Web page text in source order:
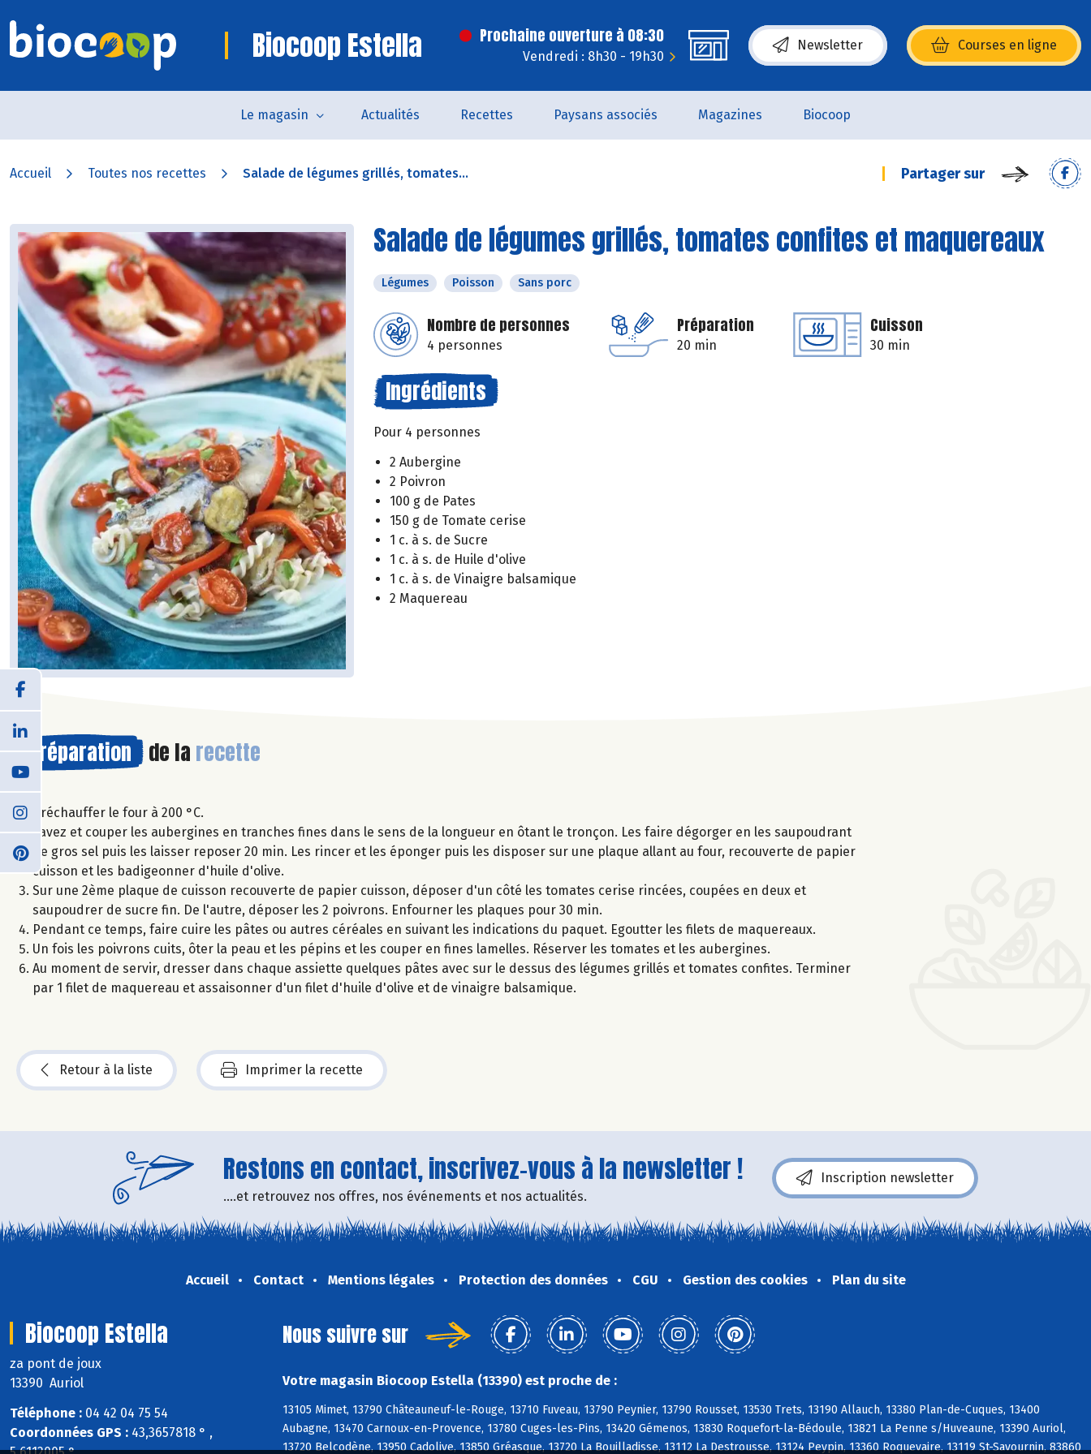
Biocoop Estella Prochaine ouverture à 08:30
Vendredi : 8h30 - 19h30
Newsletter Courses en ligne
(s’ouvre dans une nouvelle fenêtre)
Le magasin Actualités Recettes Paysans associés Magazines Biocoop
Accueil Toutes nos recettes Salade de légumes grillés, tomates... Partager sur
Salade de légumes grillés, tomates confites et maquereaux
Légumes Poisson Sans porc
Nombre de personnes
4 personnes
Préparation
20 min
Cuisson
30 min
Ingrédients
Pour 4 personnes
2 Aubergine
2 Poivron
100 g de Pates
150 g de Tomate cerise
1 c. à s. de Sucre
1 c. à s. de Huile d'olive
1 c. à s. de Vinaigre balsamique
2 Maquereau
Préparation de la recette
Préchauffer le four à 200 °C.
Lavez et couper les aubergines en tranches fines dans le sens de la longueur en ôtant le tronçon. Les faire dégorger en les saupoudrant
de gros sel puis les laisser reposer 20 min. Les rincer et les éponger puis les disposer sur une plaque allant au four, recouverte de papier
cuisson et les badigeonner d'huile d'olive.
Sur une 2ème plaque de cuisson recouverte de papier cuisson, déposer d'un côté les tomates cerise rincées, coupées en deux et
saupoudrer de sucre fin. De l'autre, déposer les 2 poivrons. Enfourner les plaques pour 30 min.
Pendant ce temps, faire cuire les pâtes ou autres céréales en suivant les indications du paquet. Egoutter les filets de maquereaux.
Un fois les poivrons cuits, ôter la peau et les pépins et les couper en fines lamelles. Réserver les tomates et les aubergines.
Au moment de servir, dresser dans chaque assiette quelques pâtes avec sur le dessus des légumes grillés et tomates confites. Terminer
par 1 filet de maquereau et assaisonner d'un filet d'huile d'olive et de vinaigre balsamique.
Retour à la liste Imprimer la recette
Restons en contact, inscrivez-vous à la newsletter !
....et retrouvez nos offres, nos événements et nos actualités.
Inscription newsletter
Accueil Contact Mentions légales Protection des données CGU Gestion des cookies Plan du site
Biocoop Estella
za pont de joux
13390 Auriol
Téléphone : 04 42 04 75 54
Coordonnées GPS : 43,3657818 ° ,
Nous suivre sur
Votre magasin Biocoop Estella (13390) est proche de :
13105 Mimet, 13790 Châteauneuf-le-Rouge, 13710 Fuveau, 13790 Peynier, 13790 Rousset, 13530 Trets, 13190 Allauch, 13380 Plan-de-Cuques, 13400
Aubagne, 13470 Carnoux-en-Provence, 13780 Cuges-les-Pins, 13420 Gémenos, 13830 Roquefort-la-Bédoule, 13821 La Penne s/Huveaune, 13390 Auriol,
13720 Belcodène, 13950 Cadolive, 13850 Gréasque, 13720 La Bouilladisse, 13112 La Destrousse, 13124 Peypin, 13360 Roquevaire, 13119 St-Savournin, 83860